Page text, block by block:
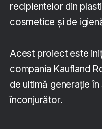
recipientelor din
cosmetice și de
Acest proiect este
compania Kaufland
de ultimă generație în
înconjurător.